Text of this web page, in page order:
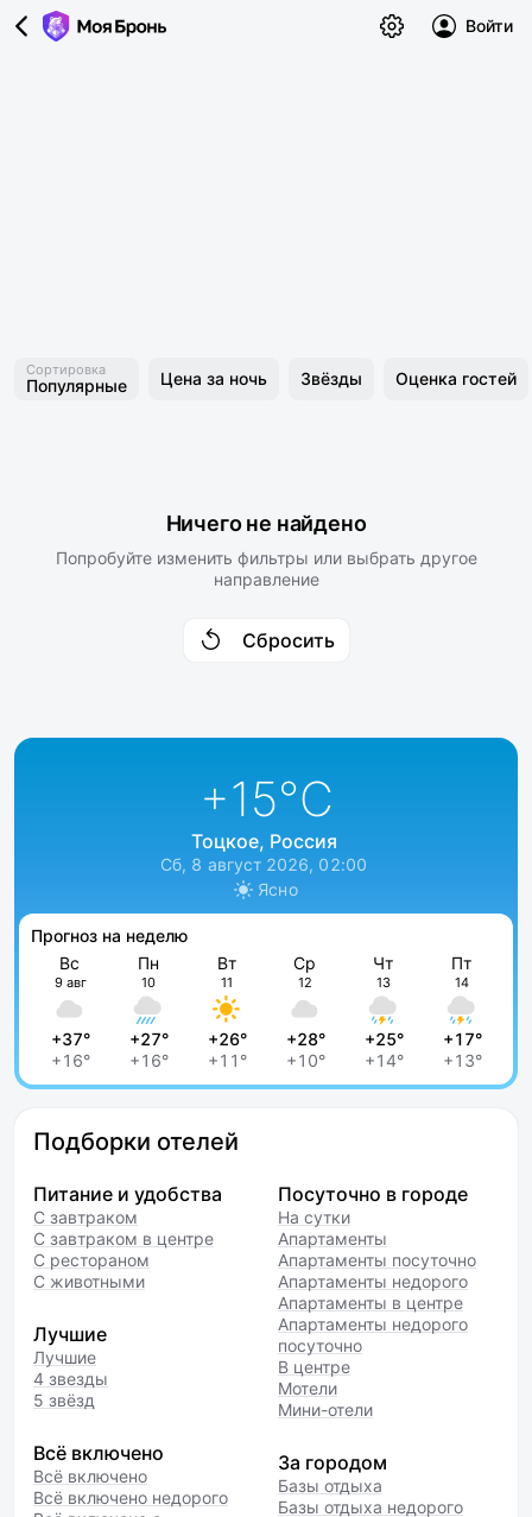
Войти
Сортировка
Популярные Цена за ночь Звёзды Оценка гостей
Ничего не найдено
Попробуйте изменить фильтры или выбрать другое
направление
Сбросить
+15°C
Тоцкое, Россия
Сб, 8 август 2026, 02:00
Ясно
Прогноз на неделю
Вс
9 авг
+37°
+16°
Пн
10
+27°
+16°
Вт
11
+26°
+11°
Ср
12
+28°
+10°
Чт
13
+25°
+14°
Пт
14
+17°
+13°
Подборки отелей
Питание и удобства
С завтраком
С завтраком в центре
С рестораном
С животными
Лучшие
Лучшие
4 звезды
5 звёзд
Всё включено
Всё включено
Всё включено недорого
Посуточно в городе
На сутки
Апартаменты
Апартаменты посуточно
Апартаменты недорого
Апартаменты в центре
Апартаменты недорого
посуточно
В центре
Мотели
Мини-отели
За городом
Базы отдыха
Базы отдыха недорого